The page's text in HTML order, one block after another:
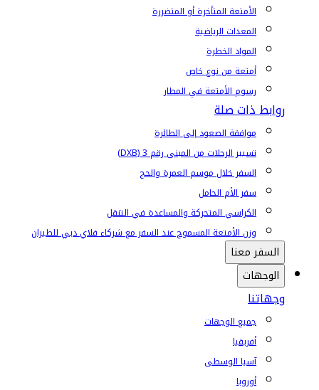
الأمتعة المتأخرة أو المتضررة
المعدات الرياضية
المواد الخطرة
أمتعة من نوع خاص
رسوم الأمتعة في المطار
روابط ذات صلة
موافقة الصعود إلى الطائرة
تسيير الرحلات من المبنى رقم 3 (DXB)
السفر خلال موسم العمرة والحج
سفر الأم الحامل
الكراسي المتحركة والمساعدة في التنقل
وزن الأمتعة المسموح عند السفر مع شركاء فلاي دبي للطيران
السفر معنا
الوجهات
وجهاتنا
جميع الوجهات
أفريقيا
آسيا الوسطى
أوروبا